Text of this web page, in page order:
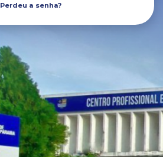
Perdeu a senha?